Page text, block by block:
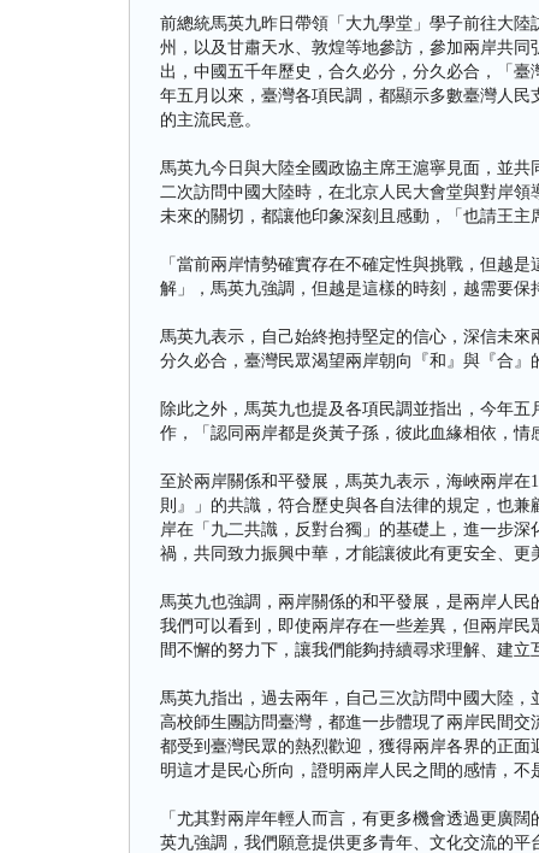
前總統馬英九昨日帶領「大九學堂」學子前往大
州，以及甘肅天水、敦煌等地參訪，參加兩岸共
出，中國五千年歷史，合久必分，分久必合，「
年五月以來，臺灣各項民調，都顯示多數臺灣人
的主流民意。
馬英九今日與大陸全國政協主席王滬寧見面，並
二次訪問中國大陸時，在北京人民大會堂與對岸
未來的關切，都讓他印象深刻且感動，「也請王主
「當前兩岸情勢確實存在不確定性與挑戰，但越
解」，馬英九強調，但越是這樣的時刻，越需要
馬英九表示，自己始終抱持堅定的信心，深信未
分久必合，臺灣民眾渴望兩岸朝向『和』與『合』
除此之外，馬英九也提及各項民調並指出，今年
作，「認同兩岸都是炎黃子孫，彼此血緣相依，
至於兩岸關係和平發展，馬英九表示，海峽兩岸
則』」的共識，符合歷史與各自法律的規定，也
岸在「九二共識，反對台獨」的基礎上，進一步
禍，共同致力振興中華，才能讓彼此有更安全、更
馬英九也強調，兩岸關係的和平發展，是兩岸人
我們可以看到，即使兩岸存在一些差異，但兩岸
間不懈的努力下，讓我們能夠持續尋求理解、建
馬英九指出，過去兩年，自己三次訪問中國大陸
高校師生團訪問臺灣，都進一步體現了兩岸民間
都受到臺灣民眾的熱烈歡迎，獲得兩岸各界的正
明這才是民心所向，證明兩岸人民之間的感情，不
「尤其對兩岸年輕人而言，有更多機會透過更廣
英九強調，我們願意提供更多青年、文化交流的